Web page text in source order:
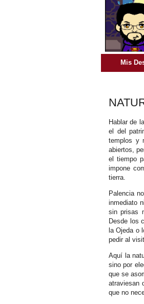
Mis
Hablar de
el del
templos y
abiertos,
el tiempo
impone
tierra.
Palencia
inmediato
sin prisas
Desde los
la Ojeda o
pedir al
Aquí la
sino por
que se
atraviesan
que no